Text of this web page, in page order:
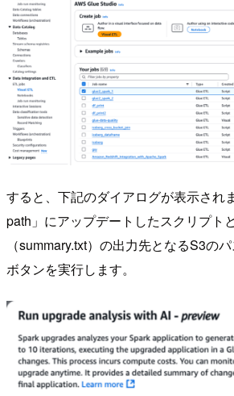
すると、下記のダイアログが表示され
path」にアップデートしたスクリプト
（summary.txt）の出力先となるS3の
ボタンを実行します。